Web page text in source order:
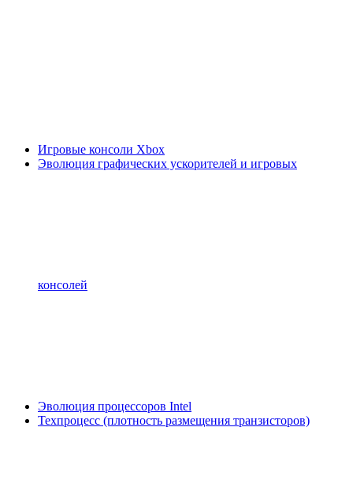
Игровые консоли Xbox
Эволюция графических ускорителей и игровых
консолей
Эволюция процессоров Intel
Техпроцесс (плотность размещения транзисторов)